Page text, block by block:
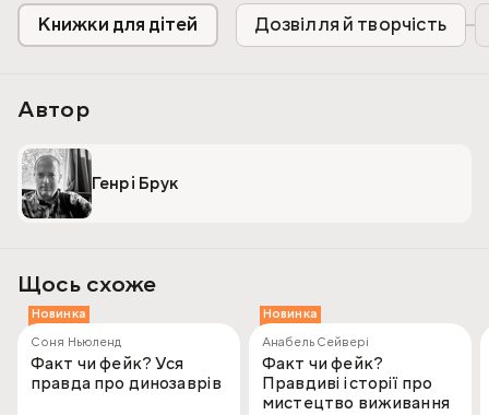
Книжки для дітей Дозвілля й творчість
Автор
Генрі Брук
Щось схоже
Новинка
Соня Ньюленд
Факт чи фейк? Уся
правда про динозаврів
Новинка
Анабель Сейвері
Факт чи фейк?
Правдиві історії про
мистецтво виживання